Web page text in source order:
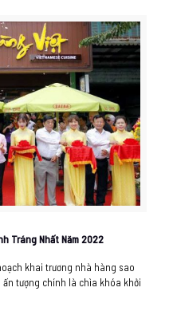
Tráng Nhất Năm 2022
khai trương nhà hàng sao
ấn tượng chính là chìa khóa khởi